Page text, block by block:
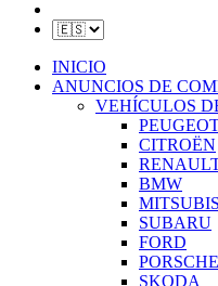
INICIO
ANUNCIOS DE
VEHÍCULOS
CITROËN
BMW
SUBARU
FORD
PORSCHE
SKODA